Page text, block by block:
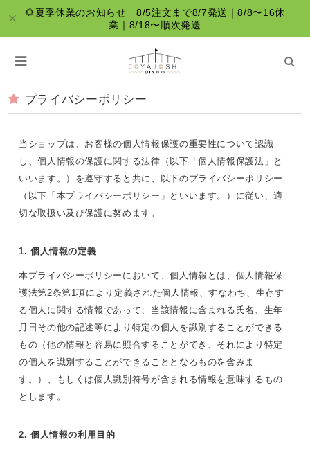
🌻夏季休業のお知らせ 8/5注文まで8/7発送｜8/8〜16休
業｜8/18〜順次発送
プライバシーポリシー
当ショップは、お客様の個人情報保護の重要性について認識
し、個人情報の保護に関する法律（以下「個人情報保護法」と
いいます。）を遵守すると共に、以下のプライバシーポリシー
（以下「本プライバシーポリシー」といいます。）に従い、適
切な取扱い及び保護に努めます。
1. 個人情報の定義
本プライバシーポリシーにおいて、個人情報とは、個人情報保
護法第2条第1項により定義された個人情報、すなわち、生存す
る個人に関する情報であって、当該情報に含まれる氏名、生年
月日その他の記述等により特定の個人を識別することができる
もの（他の情報と容易に照合することができ、それにより特定
の個人を識別することができることとなるものを含みま
す。）、もしくは個人識別符号が含まれる情報を意味するもの
とします。
2. 個人情報の利用目的